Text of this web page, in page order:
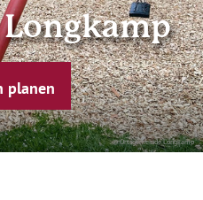
© Ortsgemeinde Longkamp
planen